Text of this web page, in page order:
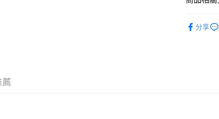
送貨方式
付款後順
分享
薦